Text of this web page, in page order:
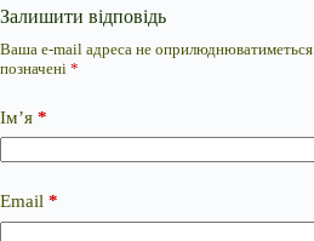
Залишити відповідь
Ваша e-mail адреса не оприлюднюватиметься.
позначені *
Ім’я *
Email *